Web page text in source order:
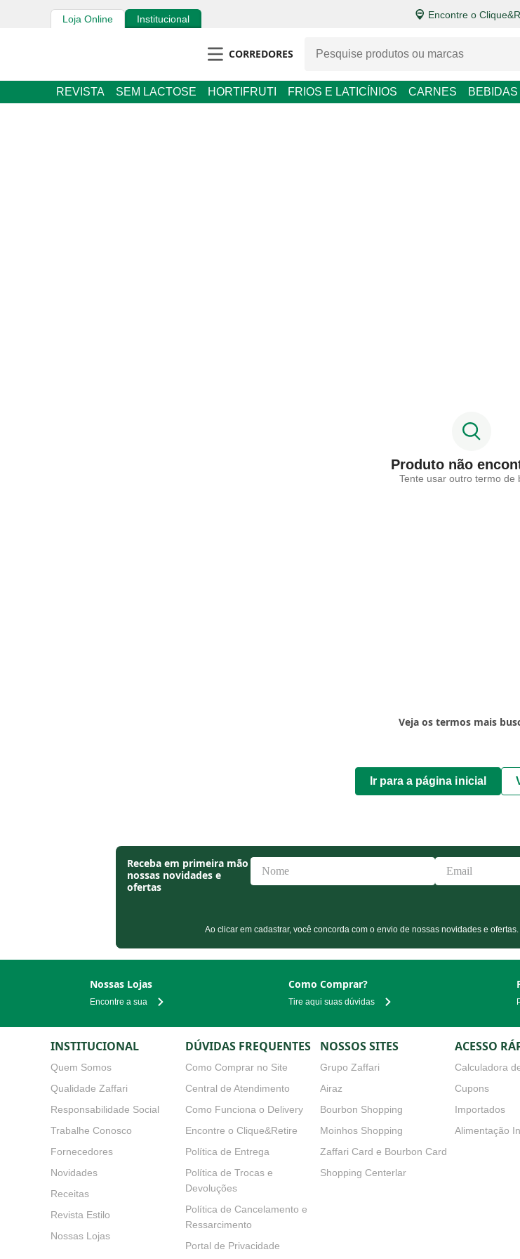
Loja Online Institucional Encontre o
CORREDORES
REVISTA SEM LACTOSE HORTIFRUTI FRIOS E LATICÍNIOS CARNES BEBIDAS
Produto não
Tente usar outro termo de
Veja os termos mais
Ir para a página inicial
Receba em primeira mão
nossas novidades e
ofertas
Ao clicar em cadastrar, você concorda com o envio de nossas novidades e
Nossas Lojas
Encontre a sua
Como Comprar?
Tire aqui suas dúvidas
INSTITUCIONAL
Quem Somos
Qualidade Zaffari
Responsabilidade Social
Trabalhe Conosco
Fornecedores
Novidades
Receitas
Revista Estilo
Nossas Lojas
DÚVIDAS FREQUENTES
Como Comprar no Site
Central de Atendimento
Como Funciona o Delivery
Encontre o Clique&Retire
Política de Entrega
Política de Trocas e Devoluções
Política de Cancelamento e
Ressarcimento
Portal de Privacidade
Política de Privacidade para
NOSSOS SITES
Grupo Zaffari
Airaz
Bourbon Shopping
Moinhos Shopping
Zaffari Card e Bourbon Card
Shopping Centerlar
ACESSO
Calculadora
Cupons
Importados
Alimentação